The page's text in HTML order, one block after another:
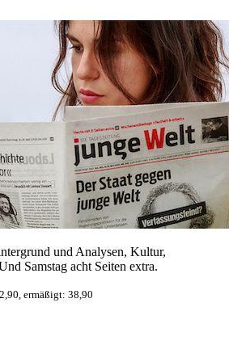
und Analysen, Kultur,
Samstag acht Seiten extra.
ermäßigt: 38,90